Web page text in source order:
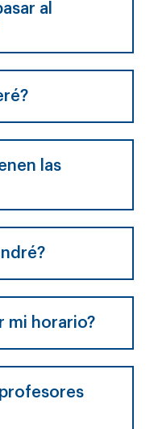
al
las
mi horario?